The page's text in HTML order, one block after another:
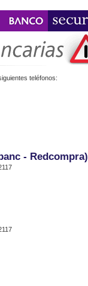
teléfonos:
- Redcompra)